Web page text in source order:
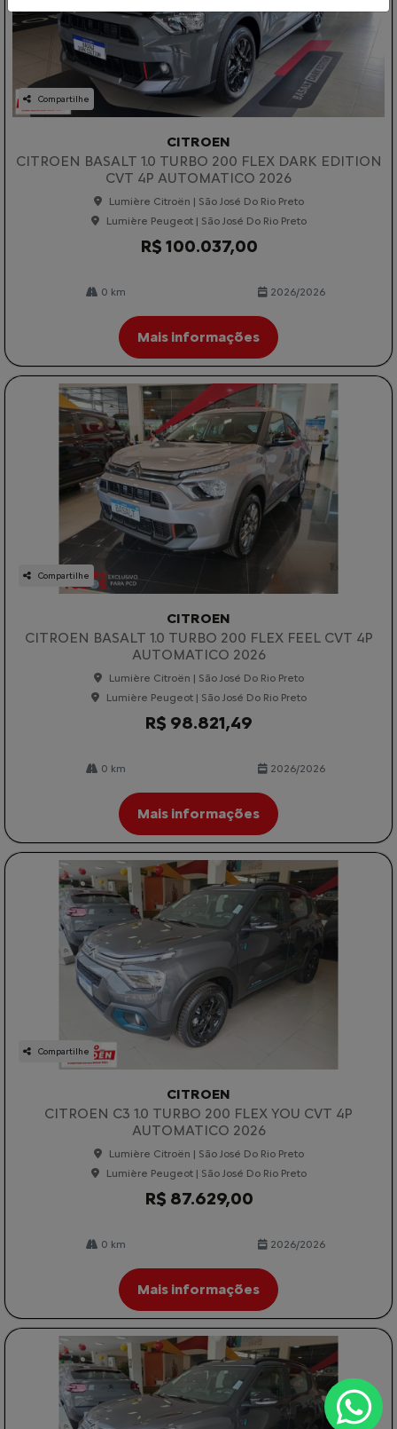
Compartilhe
CITROEN
CITROEN BASALT 1.0 TURBO 200 FLEX DARK EDITION
CVT 4P AUTOMATICO 2026
Lumière Citroën | São José Do Rio Preto
Lumière Peugeot | São José Do Rio Preto
R$ 100.037,00
0 km 2026/2026
Mais informações
Compartilhe
CITROEN
CITROEN BASALT 1.0 TURBO 200 FLEX FEEL CVT 4P
AUTOMATICO 2026
Lumière Citroën | São José Do Rio Preto
Lumière Peugeot | São José Do Rio Preto
R$ 98.821,49
0 km 2026/2026
Mais informações
Compartilhe
CITROEN
CITROEN C3 1.0 TURBO 200 FLEX YOU CVT 4P
AUTOMATICO 2026
Lumière Citroën | São José Do Rio Preto
Lumière Peugeot | São José Do Rio Preto
R$ 87.629,00
0 km 2026/2026
Mais informações